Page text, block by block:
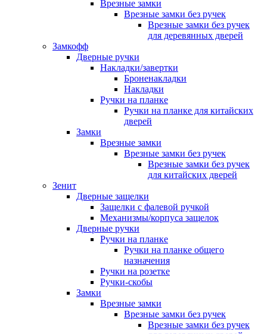
Врезные замки
Врезные замки без ручек
Врезные замки без ручек
для деревянных дверей
Замкофф
Дверные ручки
Накладки/завертки
Броненакладки
Накладки
Ручки на планке
Ручки на планке для китайских
дверей
Замки
Врезные замки
Врезные замки без ручек
Врезные замки без ручек
для китайских дверей
Зенит
Дверные защелки
Защелки с фалевой ручкой
Механизмы/корпуса защелок
Дверные ручки
Ручки на планке
Ручки на планке общего
назначения
Ручки на розетке
Ручки-скобы
Замки
Врезные замки
Врезные замки без ручек
Врезные замки без ручек